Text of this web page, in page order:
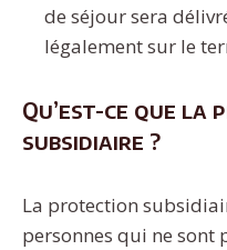
de séjour sera
légalement sur le
Qu’est-ce que
subsidiaire ?
La protection
personnes qui ne sont